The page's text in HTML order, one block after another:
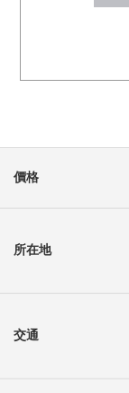
價格
所在地
交通